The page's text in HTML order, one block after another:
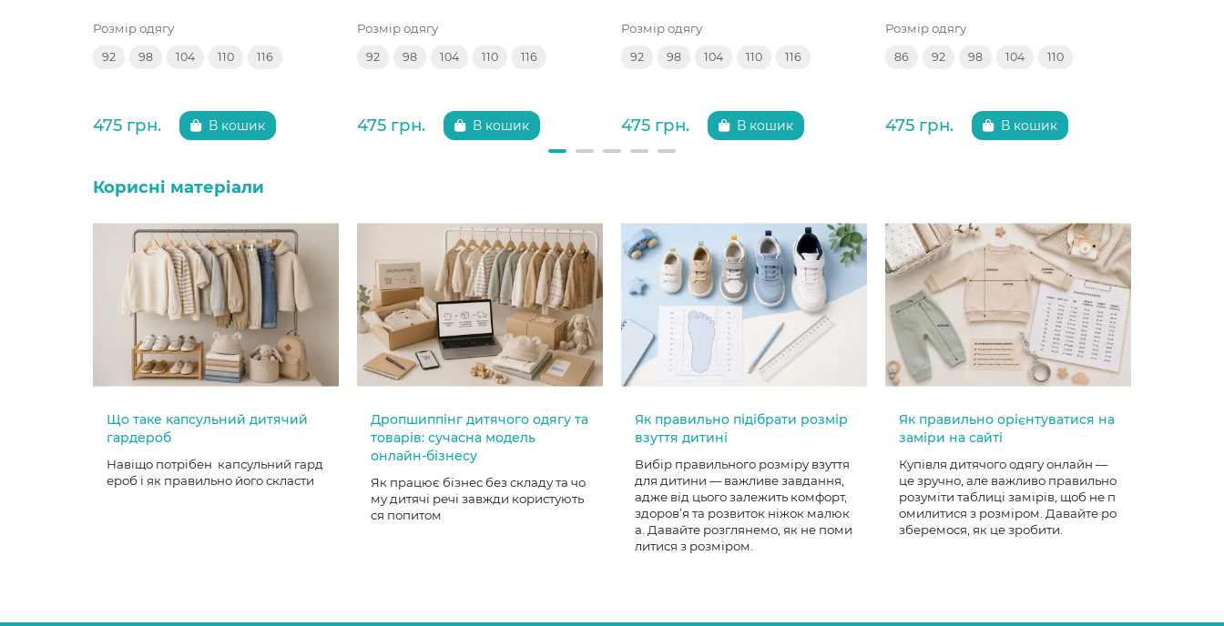
Розмір одягу
92 98 104 110 116
475 грн. В кошик
Розмір одягу
92 98 104 110 116
475 грн. В кошик
Розмір одягу
92 98 104 110 116
475 грн. В кошик
Розмір одягу
86 92 98 104 110
475 грн. В кошик
Корисні матеріали
Що таке капсульний дитячий
гардероб
Навіщо потрібен капсульний гард
ероб і як правильно його скласти
Дропшиппінг дитячого одягу та
товарів: сучасна модель
онлайн-бізнесу
Як працює бізнес без складу та чо
му дитячі речі завжди користують
ся попитом
Як правильно підібрати розмір
взуття дитині
Вибір правильного розміру взуття
для дитини — важливе завдання,
адже від цього залежить комфорт,
здоров’я та розвиток ніжок малюк
а. Давайте розглянемо, як не поми
литися з розміром.
Як правильно орієнтуватися на
заміри на сайті
Купівля дитячого одягу онлайн —
це зручно, але важливо правильно
розуміти таблиці замірів, щоб не п
омилитися з розміром. Давайте ро
зберемося, як це зробити.